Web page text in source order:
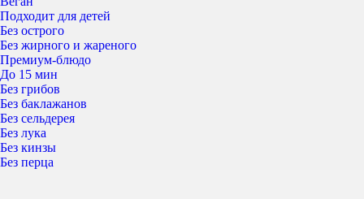
Подходит для детей
Без острого
Без жирного и жареного
Премиум-блюдо
До 15 мин
Без грибов
Без баклажанов
Без сельдерея
Без лука
Без кинзы
Без перца